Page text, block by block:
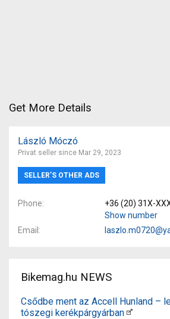
Get More Details
László Móczó
Privat seller since Mar 29, 2023
SELLER’S OTHER ADS
Phone
+36 (20) 31X-
Show number
Email
Bikemag.hu NEWS
Csődbe ment az Accell Hunland –
tószegi kerékpárgyárban